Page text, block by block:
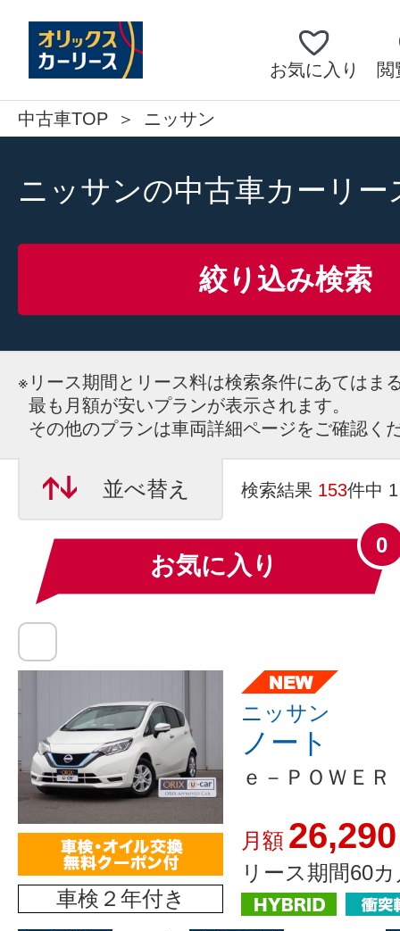
お気に入り 閲
中古車TOP ニッサン
ニッサンの中古車カーリー
絞り込み検索
※ リース期間とリース料は検索条件にあてはま
最も月額が安いプランが表示されます。
その他のプランは車両詳細ページをご確認く
並べ替え 検索結果 153件中
お気に入り
0
車検２年付き
ニッサン
ノート
ｅ－ＰＯＷＥ
月額 26,290
リース期間60